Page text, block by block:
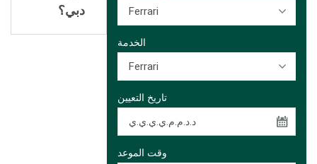
دبي؟
Ferrari
الخدمة
Ferrari
تاريخ التعيين
وقت الموعد